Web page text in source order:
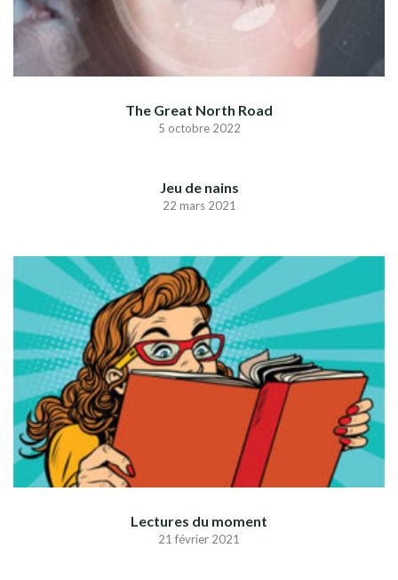
The Great North Road
5 octobre 2022
Jeu de nains
22 mars 2021
Lectures du moment
21 février 2021